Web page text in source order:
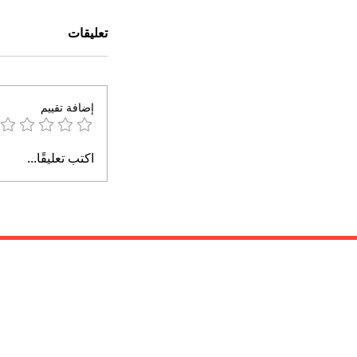
تعليقات
إضافة تقييم
اكتب تعليقًا...